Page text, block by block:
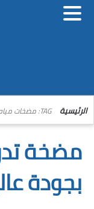
الرئيسية TAG: مضخات مياه الكويت
مضخة
بجودة